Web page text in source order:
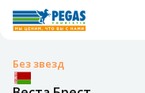
Без звезд